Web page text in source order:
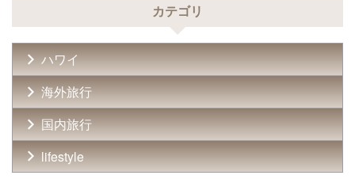
カテゴリ
ハワイ
海外旅行
国内旅行
lifestyle